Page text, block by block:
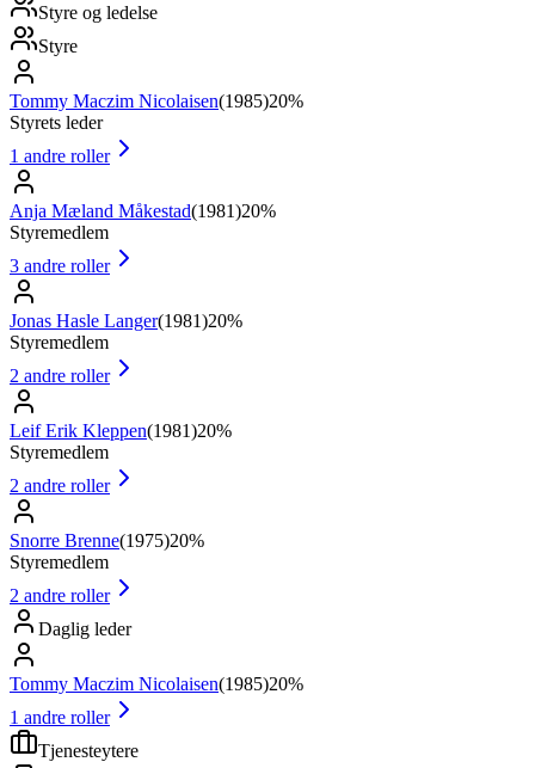
Styre og ledelse
Styre
Tommy Maczim Nicolaisen(1985)20%
Styrets leder
1 andre roller
Anja Mæland Måkestad(1981)20%
Styremedlem
3 andre roller
Jonas Hasle Langer(1981)20%
Styremedlem
2 andre roller
Leif Erik Kleppen(1981)20%
Styremedlem
2 andre roller
Snorre Brenne(1975)20%
Styremedlem
2 andre roller
Daglig leder
Tommy Maczim Nicolaisen(1985)20%
1 andre roller
Tjenesteytere